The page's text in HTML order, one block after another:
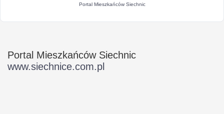
Portal Mieszkańców Siechnic
Portal Mieszkańców Siechnic
www.siechnice.com.pl